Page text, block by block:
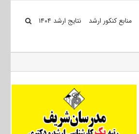
منابع کنکور ارشد نتایج ارشد ۱۴۰۴